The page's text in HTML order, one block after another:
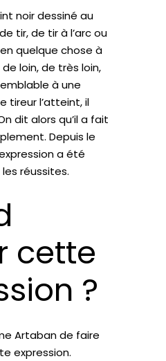
noir dessiné au
tir, de tir à l’arc ou
quelque chose à
loin, de très loin,
à une
tireur l’atteint, il
dit alors qu’il a fait
Depuis le
a été
réussites.
cette
?
Artabande faire
expression.